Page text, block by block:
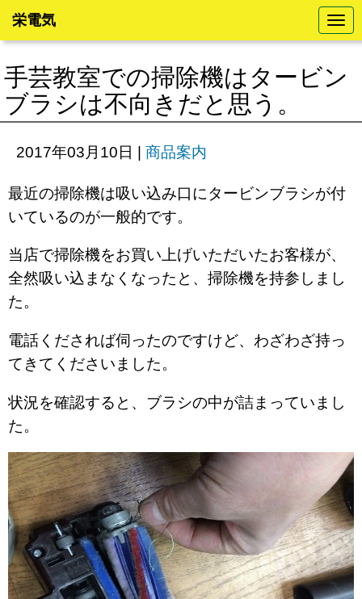
N
a
v
a
o
栄電気
手芸教室での掃除機はタービン
ブラシは不向きだと思う。
2017年03月10日 | 商品案内
最近の掃除機は吸い込み口にタービンブラシが付
いているのが一般的です。
当店で掃除機をお買い上げいただいたお客様が、
全然吸い込まなくなったと、掃除機を持参しまし
た。
電話くだされば伺ったのですけど、わざわざ持っ
てきてくださいました。
状況を確認すると、ブラシの中が詰まっていまし
た。